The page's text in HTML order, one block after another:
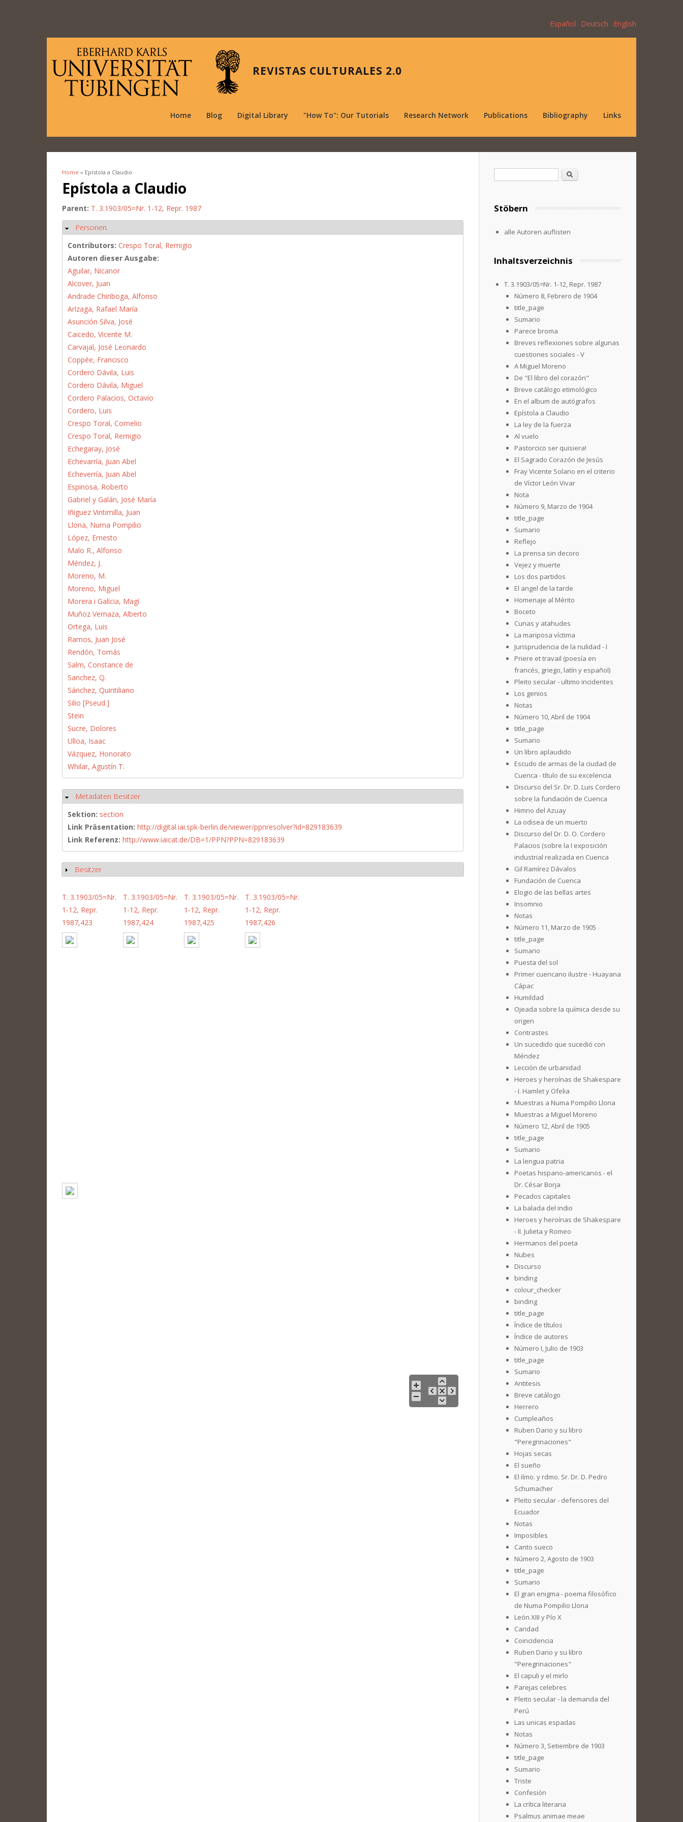
Español Deutsch English
REVISTAS CULTURALES 2.0
Home Blog Digital Library "How To": Our Tutorials Research Network Publications Bibliography Links
You are here
Home » Epístola a Claudio
Epístola a Claudio
Parent: T. 3.1903/05=Nr. 1-12, Repr. 1987
Hide
Personen
Contributors: Crespo Toral, Remigio
Autoren dieser Ausgabe:
Aguilar, Nicanor
Alcover, Juan
Andrade Chiriboga, Alfonso
Arízaga, Rafael María
Asunción Silva, José
Caicedo, Vicente M.
Carvajal, José Leonardo
Coppée, Francisco
Cordero Dávila, Luis
Cordero Dávila, Miguel
Cordero Palacios, Octavio
Cordero, Luis
Crespo Toral, Cornelio
Crespo Toral, Remigio
Echegaray, José
Echevarría, Juan Abel
Echeverría, Juan Abel
Espinosa, Roberto
Gabriel y Galán, José María
Iñiguez Vintimilla, Juan
Llona, Numa Pompilio
López, Ernesto
Malo R., Alfonso
Méndez, J.
Moreno, M.
Moreno, Miguel
Morera i Galícia, Magí
Muñoz Vernaza, Alberto
Ortega, Luis
Ramos, Juan José
Rendón, Tomás
Salm, Constance de
Sanchez, Q.
Sánchez, Quintiliano
Silio [Pseud.]
Stein
Sucre, Dolores
Ulloa, Isaac
Vázquez, Honorato
Whilar, Agustín T.
Hide
Metadaten Besitzer
Sektion: section
Link Präsentation: http://digital.iai.spk-berlin.de/viewer/ppnresolver?id=829183639
Link Referenz: http://www.iaicat.de/DB=1/PPN?PPN=829183639
Show
Besitzer
T. 3.1903/05=Nr.
1-12, Repr.
1987,423
T. 3.1903/05=Nr.
1-12, Repr.
1987,424
T. 3.1903/05=Nr.
1-12, Repr.
1987,425
T. 3.1903/05=Nr.
1-12, Repr.
1987,426
Search
Stöbern
alle Autoren auflisten
Inhaltsverzeichnis
T. 3.1903/05=Nr. 1-12, Repr. 1987
Número 8, Febrero de 1904
title_page
Sumario
Parece broma
Breves reflexiones sobre algunas
cuestiones sociales - V
A Miguel Moreno
De "El libro del corazón"
Breve catálogo etimológico
En el album de autógrafos
Epístola a Claudio
La ley de la fuerza
Al vuelo
Pastorcico ser quisiera!
El Sagrado Corazón de Jesús
Fray Vicente Solano en el criterio
de Víctor León Vivar
Nota
Número 9, Marzo de 1904
title_page
Sumario
Reflejo
La prensa sin decoro
Vejez y muerte
Los dos partidos
El angel de la tarde
Homenaje al Mérito
Boceto
Cunas y atahudes
La mariposa víctima
Jurisprudencia de la nulidad - I
Priere et travail (poesía en
francés, griego, latín y español)
Pleito secular - ultimo incidentes
Los genios
Notas
Número 10, Abril de 1904
title_page
Sumario
Un libro aplaudido
Escudo de armas de la ciudad de
Cuenca - título de su excelencia
Discurso del Sr. Dr. D. Luis Cordero
sobre la fundación de Cuenca
Himno del Azuay
La odisea de un muerto
Discurso del Dr. D. O. Cordero
Palacios (sobre la I exposición
industrial realizada en Cuenca
Gil Ramírez Dávalos
Fundación de Cuenca
Elogio de las bellas artes
Insomnio
Notas
Número 11, Marzo de 1905
title_page
Sumario
Puesta del sol
Primer cuencano ilustre - Huayana
Cápac
Humildad
Ojeada sobre la química desde su
origen
Contrastes
Un sucedido que sucedió con
Méndez
Lección de urbanidad
Heroes y heroínas de Shakespare
- I. Hamlet y Ofelia
Muestras a Numa Pompilio Llona
Muestras a Miguel Moreno
Número 12, Abril de 1905
title_page
Sumario
La lengua patria
Poetas hispano-americanos - el
Dr. César Borja
Pecados capitales
La balada del indio
Heroes y heroínas de Shakespare
- II. Julieta y Romeo
Hermanos del poeta
Nubes
Discurso
binding
colour_checker
binding
title_page
Índice de títulos
Índice de autores
Número I, Julio de 1903
title_page
Sumario
Antitesis
Breve catálogo
Herrero
Cumpleaños
Ruben Dario y su libro
"Peregrinaciones"
Hojas secas
El sueño
El ilmo. y rdmo. Sr. Dr. D. Pedro
Schumacher
Pleito secular - defensores del
Ecuador
Notas
Imposibles
Canto sueco
Número 2, Agosto de 1903
title_page
Sumario
El gran enigma - poema filosófico
de Numa Pompilio Llona
León XIII y Pío X
Caridad
Coincidencia
Ruben Dario y su libro
"Peregrinaciones"
El capuli y el mirlo
Parejas celebres
Pleito secular - la demanda del
Perú
Las unicas espadas
Notas
Número 3, Setiembre de 1903
title_page
Sumario
Triste
Confesión
La crítica literaria
Psalmus animae meae